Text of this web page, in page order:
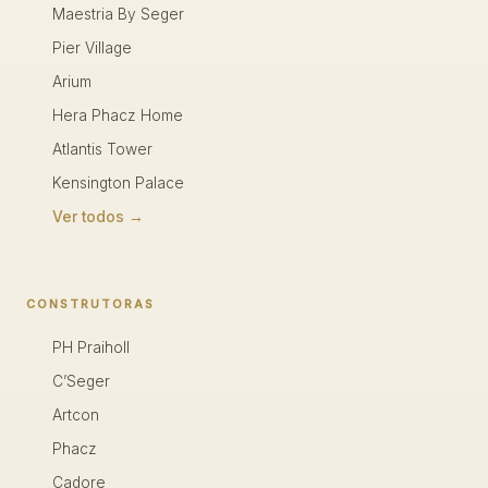
Maestria By Seger
Pier Village
Arium
Hera Phacz Home
Atlantis Tower
Kensington Palace
Ver todos →
CONSTRUTORAS
PH Praiholl
C’Seger
Artcon
Phacz
Cadore